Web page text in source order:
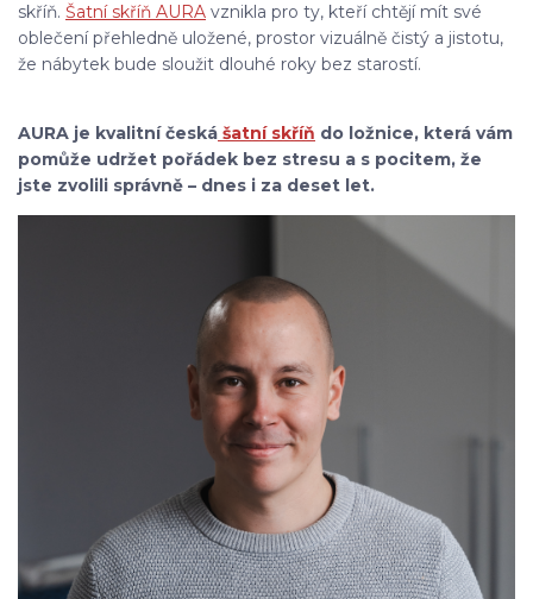
skříň. Šatní skříň AURA vznikla pro ty, kteří chtějí mít své
oblečení přehledně uložené, prostor vizuálně čistý a jistotu,
že nábytek bude sloužit dlouhé roky bez starostí.
AURA je kvalitní česká šatní skříň do ložnice, která vám
pomůže udržet pořádek bez stresu a s pocitem, že
jste zvolili správně – dnes i za deset let.